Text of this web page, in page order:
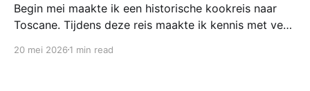
Begin mei maakte ik een historische kookreis naar
Toscane. Tijdens deze reis maakte ik kennis met veel
keuken. In een middeleeuws klooster maakten we
20 mei 2026 1 min read